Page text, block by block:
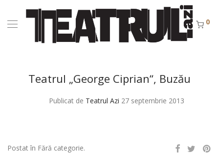
0
Teatrul „George Ciprian“, Buzău
Publicat de Teatrul Azi 27 septembrie 2013
Postat în Fără categorie.